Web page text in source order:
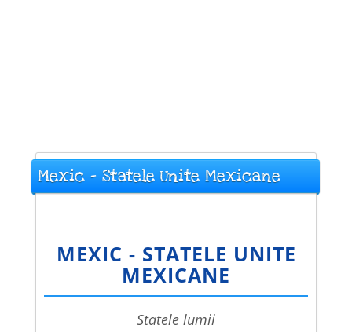
Mexic - Statele Unite Mexicane
MEXIC - STATELE UNITE
MEXICANE
statele lumii